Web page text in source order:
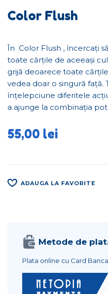
Color Flush
În Color Flush , încercați
toate cărțile de aceeași
grijă deoarece toate
vedea doar o singură față.
înțelepciune diferitele
a ajunge la
55,00 lei
ADAUGA LA FAVORITE
Metode de
Plata online cu Card